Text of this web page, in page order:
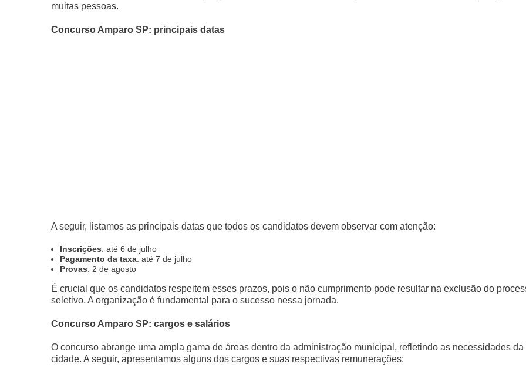
muitas pessoas.
Concurso Amparo SP: principais datas
A seguir, listamos as principais datas que todos os candidatos devem observar com atenção:
Inscrições: até 6 de julho
Pagamento da taxa: até 7 de julho
Provas: 2 de agosto
É crucial que os candidatos respeitem esses prazos, pois o não cumprimento pode resultar na exclusão do
seletivo. A organização é fundamental para o sucesso nessa jornada.
Concurso Amparo SP: cargos e salários
O concurso abrange uma ampla gama de áreas dentro da administração municipal, refletindo as necessidades da
cidade. A seguir, apresentamos alguns dos cargos e suas respectivas remunerações: